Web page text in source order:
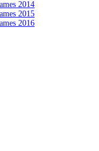
2014
2015
2016